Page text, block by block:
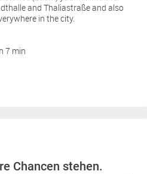
and Thaliastraße and also
in the city.
7 min
Chancen stehen.